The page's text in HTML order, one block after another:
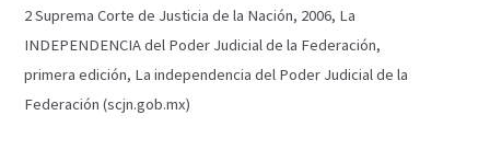
2 Suprema Corte de Justicia de la Nación, 2006, La
INDEPENDENCIA del Poder Judicial de la Federación,
primera edición, La independencia del Poder Judicial de la
Federación (scjn.gob.mx)